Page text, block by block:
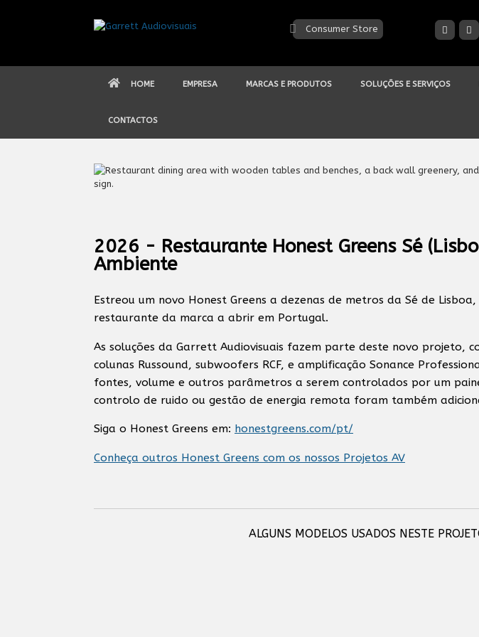
Consumer Store
HOME EMPRESA MARCAS E PRODUTOS SOLUÇÕES E SERVIÇOS
CONTACTOS
2026 - Restaurante Honest Greens Sé
Ambiente
Estreou um novo Honest Greens a dezenas de metros da Sé de
restaurante da marca a abrir em Portugal.
As soluções da Garrett Audiovisuais fazem parte deste novo projeto,
colunas Russound, subwoofers RCF, e amplificação Sonance
fontes, volume e outros parâmetros a serem controlados por um
controlo de ruido ou gestão de energia remota foram também
Siga o Honest Greens em: honestgreens.com/pt/
Conheça outros Honest Greens com os nossos Projetos AV
ALGUNS MODELOS USADOS NESTE